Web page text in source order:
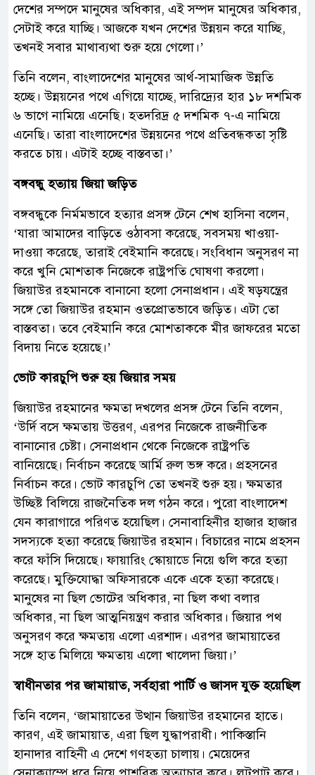
দেশের সম্পদে মানুষের অধিকার, এই সম্পদ মানুষের অধিকার,
সেটাই করে যাচ্ছি। আজকে যখন দেশের উন্নয়ন করে যাচ্ছি,
তখনই সবার মাথাব্যথা শুরু হয়ে গেলো।’
তিনি বলেন, বাংলাদেশের মানুষের আর্থ-সামাজিক উন্নতি
হচ্ছে। উন্নয়নের পথে এগিয়ে যাচ্ছে, দারিদ্র্যের হার ১৮ দশমিক
৬ ভাগে নামিয়ে এনেছি। হতদরিদ্র ৫ দশমিক ৭-এ নামিয়ে
এনেছি। তারা বাংলাদেশের উন্নয়নের পথে প্রতিবন্ধকতা সৃষ্টি
করতে চায়। এটাই হচ্ছে বাস্তবতা।’
বঙ্গবন্ধু হত্যায় জিয়া জড়িত
বঙ্গবন্ধুকে নির্মমভাবে হত্যার প্রসঙ্গ টেনে শেখ হাসিনা বলেন,
‘যারা আমাদের বাড়িতে ওঠাবসা করেছে, সবসময় খাওয়া-
দাওয়া করেছে, তারাই বেইমানি করেছে। সংবিধান অনুসরণ না
করে খুনি মোশতাক নিজেকে রাষ্ট্রপতি ঘোষণা করলো।
জিয়াউর রহমানকে বানানো হলো সেনাপ্রধান। এই ষড়যন্ত্রের
সঙ্গে তো জিয়াউর রহমান ওতপ্রোতভাবে জড়িত। এটা তো
বাস্তবতা। তবে বেইমানি করে মোশতাককে মীর জাফরের মতো
বিদায় নিতে হয়েছে।’
ভোট কারচুপি শুরু হয় জিয়ার সময়
জিয়াউর রহমানের ক্ষমতা দখলের প্রসঙ্গ টেনে তিনি বলেন,
‘উর্দি বসে ক্ষমতায় উত্তরণ, এরপর নিজেকে রাজনীতিক
বানানোর চেষ্টা। সেনাপ্রধান থেকে নিজেকে রাষ্ট্রপতি
বানিয়েছে। নির্বাচন করেছে আর্মি রুল ভঙ্গ করে। প্রহসনের
নির্বাচন করে। ভোট কারচুপি তো তখনই শুরু হয়। ক্ষমতার
উচ্ছিষ্ট বিলিয়ে রাজনৈতিক দল গঠন করে। পুরো বাংলাদেশ
যেন কারাগারে পরিণত হয়েছিল। সেনাবাহিনীর হাজার হাজার
সদস্যকে হত্যা করেছে জিয়াউর রহমান। বিচারের নামে প্রহসন
করে ফাঁসি দিয়েছে। ফায়ারিং স্কোয়াডে নিয়ে গুলি করে হত্যা
করেছে। মুক্তিযোদ্ধা অফিসারকে একে একে হত্যা করেছে।
মানুষের না ছিল ভোটের অধিকার, না ছিল কথা বলার
অধিকার, না ছিল আত্মনিয়ন্ত্রণ করার অধিকার। জিয়ার পথ
অনুসরণ করে ক্ষমতায় এলো এরশাদ। এরপর জামায়াতের
সঙ্গে হাত মিলিয়ে ক্ষমতায় এলো খালেদা জিয়া।’
স্বাধীনতার পর জামায়াত, সর্বহারা পার্টি ও জাসদ যুক্ত হয়েছিল
তিনি বলেন, ‘জামায়াতের উত্থান জিয়াউর রহমানের হাতে।
কারণ, এই জামায়াত, এরা ছিল যুদ্ধাপরাধী। পাকিস্তানি
হানাদার বাহিনী এ দেশে গণহত্যা চালায়। মেয়েদের